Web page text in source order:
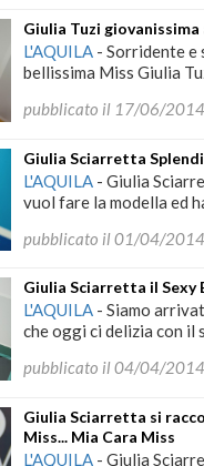
Giulia Tuzi
L'AQUILA - Sorridente e
bellissima Miss Giulia
pubblicato il 17/06/
Giulia Sciarretta
L'AQUILA - Giulia
vuol fare la modella ed
pubblicato il 01/04/
Giulia Sciarretta il Sexy
L'AQUILA - Siamo
che oggi ci delizia con il
pubblicato il 04/04/
Giulia Sciarretta si
Miss... Mia Cara Miss
L'AQUILA - Giulia